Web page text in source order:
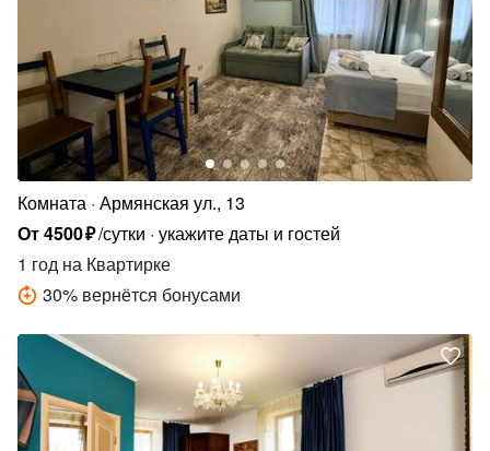
Комната Армянская ул., 13
От4500₽/сутки укажите даты и гостей
1 год на Квартирке
30% вернётся бонусами